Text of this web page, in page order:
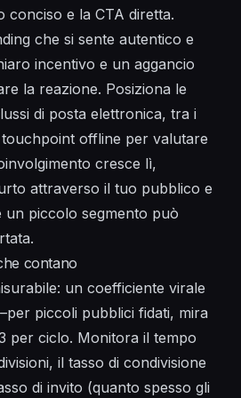
conciso e la CTA diretta.
che si sente autentico e
incentivo e un aggancio
la reazione. Posiziona le
di posta elettronica, tra i
offline per valutare
cresce lì,
attraverso il tuo pubblico e
un piccolo segmento può
contano
un coefficiente virale
piccoli pubblici fidati, mira
per ciclo. Monitora il tempo
il tasso di condivisione
di invito (quanto spesso gli